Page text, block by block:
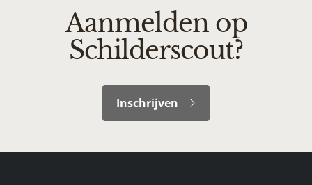
Aanmelden op
Schilderscout?
Inschrijven